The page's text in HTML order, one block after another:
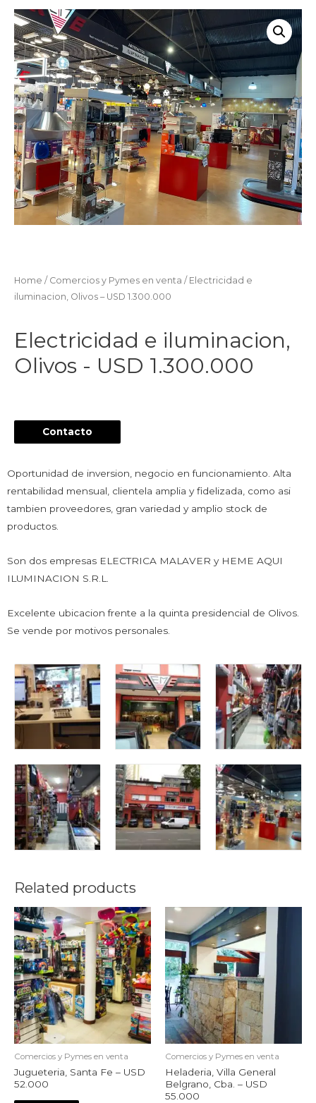
Home / Comercios y Pymes en venta / Electricidad e
iluminacion, Olivos – USD 1.300.000
Electricidad e iluminacion,
Olivos - USD 1.300.000
Contacto
Oportunidad de inversion, negocio en funcionamiento. Alta
rentabilidad mensual, clientela amplia y fidelizada, como asi
tambien proveedores, gran variedad y amplio stock de
productos.
Son dos empresas ELECTRICA MALAVER y HEME AQUI
ILUMINACION S.R.L.
Excelente ubicacion frente a la quinta presidencial de Olivos.
Se vende por motivos personales.
Related products
Comercios y Pymes en venta
Jugueteria, Santa Fe – USD
52.000
Comercios y Pymes en venta
Heladeria, Villa General
Belgrano, Cba. – USD
55.000